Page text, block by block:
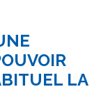
LA